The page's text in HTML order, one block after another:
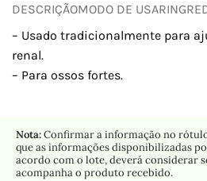
DESCRIÇÃOMODO DE USAR
– Usado tradicionalmente para
renal.
– Para ossos fortes.
Nota:Confirmar a informação no
que as informações disponibilizadas
acordo com o lote, deverá considerar
acompanha o produto recebido.